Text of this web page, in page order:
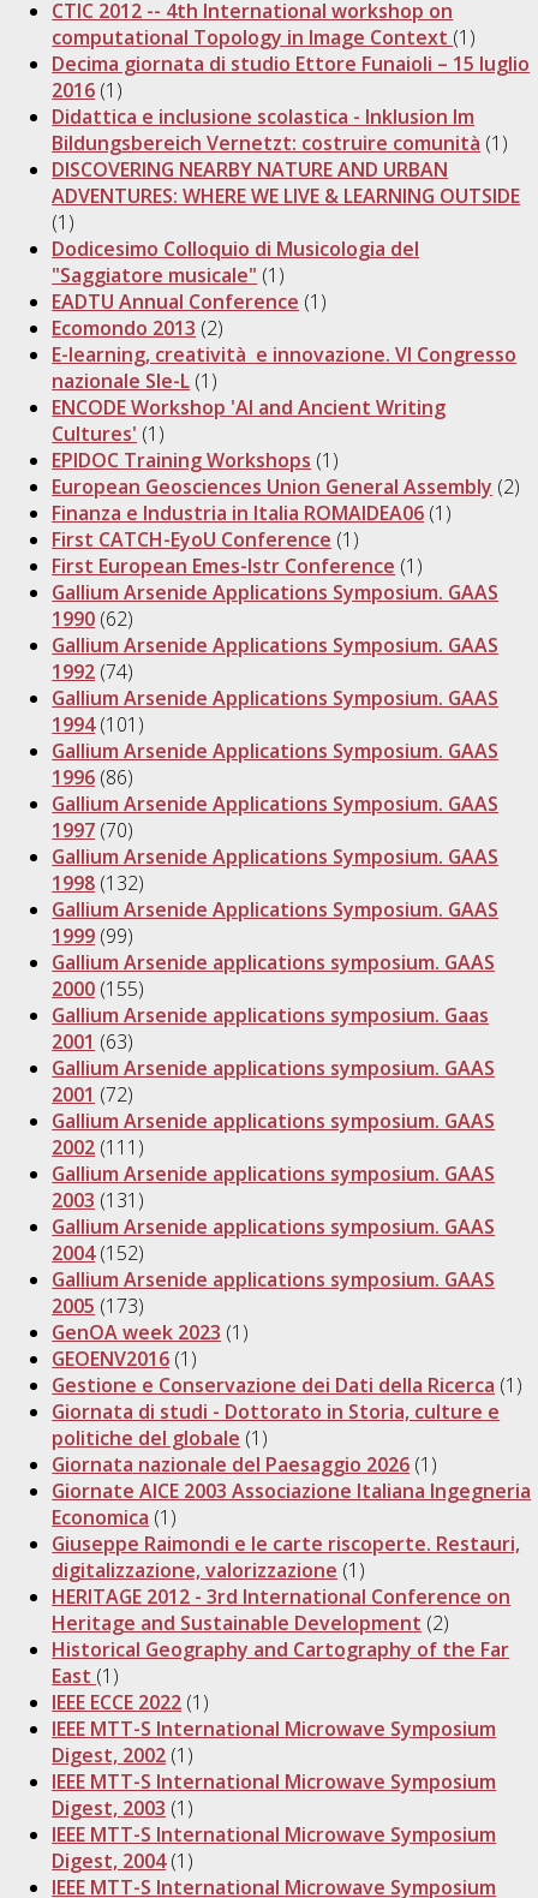
CTIC 2012 -- 4th International workshop on
computational Topology in Image Context (1)
Decima giornata di studio Ettore Funaioli – 15 luglio
2016 (1)
Didattica e inclusione scolastica - Inklusion Im
Bildungsbereich Vernetzt: costruire comunità (1)
DISCOVERING NEARBY NATURE AND URBAN
ADVENTURES: WHERE WE LIVE & LEARNING OUTSIDE
(1)
Dodicesimo Colloquio di Musicologia del
"Saggiatore musicale" (1)
EADTU Annual Conference (1)
Ecomondo 2013 (2)
E-learning, creatività e innovazione. VI Congresso
nazionale SIe-L (1)
ENCODE Workshop 'AI and Ancient Writing
Cultures' (1)
EPIDOC Training Workshops (1)
European Geosciences Union General Assembly (2)
Finanza e Industria in Italia ROMAIDEA06 (1)
First CATCH-EyoU Conference (1)
First European Emes-Istr Conference (1)
Gallium Arsenide Applications Symposium. GAAS
1990 (62)
Gallium Arsenide Applications Symposium. GAAS
1992 (74)
Gallium Arsenide Applications Symposium. GAAS
1994(101)
Gallium Arsenide Applications Symposium. GAAS
1996 (86)
Gallium Arsenide Applications Symposium. GAAS
1997 (70)
Gallium Arsenide Applications Symposium. GAAS
1998 (132)
Gallium Arsenide Applications Symposium. GAAS
1999 (99)
Gallium Arsenide applications symposium. GAAS
2000 (155)
Gallium Arsenide applications symposium. Gaas
2001 (63)
Gallium Arsenide applications symposium. GAAS
2001 (72)
Gallium Arsenide applications symposium. GAAS
2002 (111)
Gallium Arsenide applications symposium. GAAS
2003 (131)
Gallium Arsenide applications symposium. GAAS
2004(152)
Gallium Arsenide applications symposium. GAAS
2005 (173)
GenOA week 2023 (1)
GEOENV2016 (1)
Gestione e Conservazione dei Dati della Ricerca (1)
Giornata di studi - Dottorato in Storia, culture e
politiche del globale (1)
Giornata nazionale del Paesaggio 2026 (1)
Giornate AICE 2003 Associazione Italiana Ingegneria
Economica (1)
Giuseppe Raimondi e le carte riscoperte. Restauri,
digitalizzazione, valorizzazione (1)
HERITAGE 2012 - 3rd International Conference on
Heritage and Sustainable Development (2)
Historical Geography and Cartography of the Far
East (1)
IEEE ECCE 2022 (1)
IEEE MTT-S International Microwave Symposium
Digest, 2002 (1)
IEEE MTT-S International Microwave Symposium
Digest, 2003 (1)
IEEE MTT-S International Microwave Symposium
Digest, 2004(1)
IEEE MTT-S International Microwave Symposium